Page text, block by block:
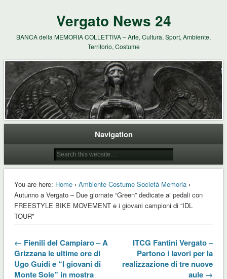
Vergato News 24
BANCA della MEMORIA COLLETTIVA – Arte, Cultura, Sport, Ambiente,
Territorio, Costume
Navigation
You are here: Home› Ambiente Costume Società Memoria›
Autunno a Vergato – Due giornate “Green” dedicate ai pedali con
FREESTYLE BIKE MOVEMENT e i giovani campioni di “IDL
TOUR”
← Fienili del Campiaro – A
Grizzana le ultime ore di
Ugo Guidi e “I giovani di
Monte Sole” in mostra
ITCG Fantini Vergato –
Partono i lavori per la
realizzazione di tre nuove
aule →